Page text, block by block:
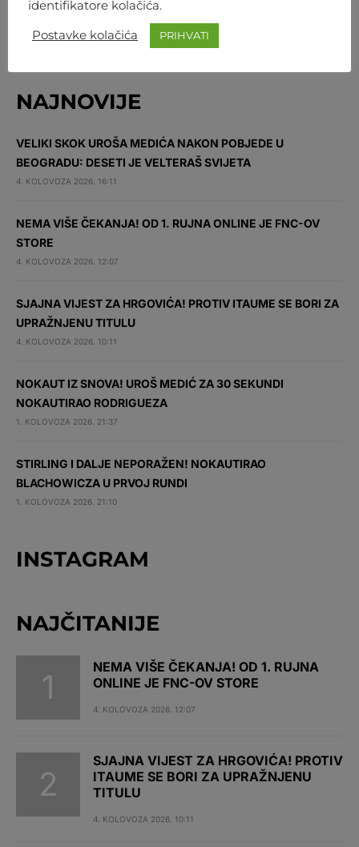
NAJNOVIJE
VELIKI SKOK UROŠA MEDIĆA NAKON POBJEDE U
BEOGRADU: DESETI JE VELTERAŠ SVIJETA
4. KOLOVOZA 2026. 16:11
NEMA VIŠE ČEKANJA! OD 1. RUJNA ONLINE JE FNC-OV
STORE
4. KOLOVOZA 2026. 12:07
SJAJNA VIJEST ZA HRGOVIĆA! PROTIV ITAUME SE BORI ZA
UPRAŽNJENU TITULU
4. KOLOVOZA 2026. 10:11
NOKAUT IZ SNOVA! UROŠ MEDIĆ ZA 30 SEKUNDI
NOKAUTIRAO RODRIGUEZA
1. KOLOVOZA 2026. 21:37
STIRLING I DALJE NEPORAŽEN! NOKAUTIRAO
BLACHOWICZA U PRVOJ RUNDI
1. KOLOVOZA 2026. 21:10
INSTAGRAM
NAJČITANIJE
NEMA VIŠE ČEKANJA! OD 1. RUJNA
ONLINE JE FNC-OV STORE
4. KOLOVOZA 2026. 12:07
SJAJNA VIJEST ZA HRGOVIĆA! PROTIV
ITAUME SE BORI ZA UPRAŽNJENU
TITULU
4. KOLOVOZA 2026. 10:11
identifikatore kolačića.
Postavke kolačića PRIHVATI